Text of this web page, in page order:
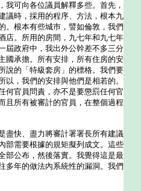
我可向各位議員解釋多些。首先，
議時，採用的程序、方法，根本九
。根本有些城巿，譬如倫敦，我們
店。所用的房間，九七年和九七年
屆政府中，我出外公幹差不多三分
國承擔。所有安排，所有住房的安
說的「特級套房」的標格。我們要
，我們的安排與他們是相若的。
何官員問責，亦不是要懲罰任何官
且所有被審計的官員，在整個過程
快、盡力將審計署署長所有建議
部需要根據的規矩擬列成文。這些
部公布，然後落實。我覺得這是最
多年的做法內系統性的漏洞。我們